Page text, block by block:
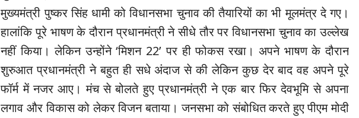
मुख्यमंत्री पुष्कर सिंह धामी को विधानसभा चुनाव की तैयारियों का भी मूलमंत्र दे गए।
हालांकि पूरे भाषण के दौरान प्रधानमंत्री ने सीधे तौर पर विधानसभा चुनाव का उल्लेख
नहीं किया। लेकिन उन्होंने ‘मिशन 22’ पर ही फोकस रखा। अपने भाषण के दौरान
शुरुआत प्रधानमंत्री ने बहुत ही सधे अंदाज से की लेकिन कुछ देर बाद वह अपने पूरे
फॉर्म में नजर आए। मंच से बोलते हुए प्रधानमंत्री ने एक बार फिर देवभूमि से अपना
लगाव और विकास को लेकर विजन बताया। जनसभा को संबोधित करते हुए पीएम मोदी